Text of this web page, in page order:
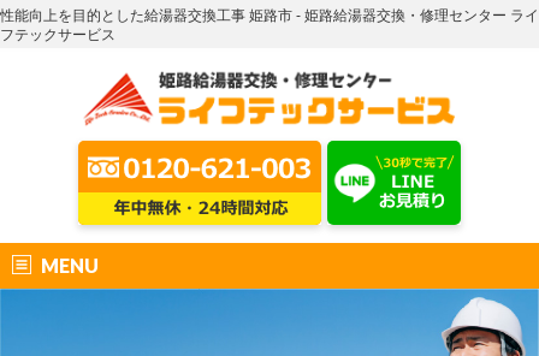
性能向上を目的とした給湯器交換工事 姫路市 - 姫路給湯器交換・修理センター ライ
フテックサービス
MENU